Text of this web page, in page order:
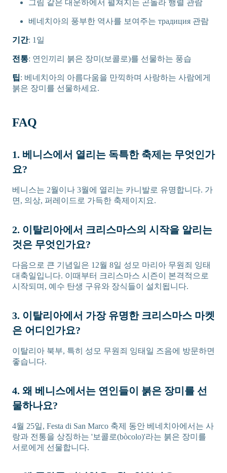
그림 같은 대운하에서 펼쳐지는 곤돌라 행렬 관람
베네치아의 풍부한 역사를 보여주는 традиция 관람
기간: 1일
전통: 연인끼리 붉은 장미(보콜로)를 선물하는 풍습
팁: 베네치아의 아름다움을 만끽하며 사랑하는 사람에게
붉은 장미를 선물하세요.
FAQ
1. 베니스에서 열리는 독특한 축제는 무엇인가
요?
베니스는 2월이나 3월에 열리는 카니발로 유명합니다. 가
면, 의상, 퍼레이드로 가득한 축제이지요.
2. 이탈리아에서 크리스마스의 시작을 알리는
것은 무엇인가요?
다음으로 큰 기념일은 12월 8일 성모 마리아 무원죄 잉태
대축일입니다. 이때부터 크리스마스 시즌이 본격적으로
시작되며, 예수 탄생 구유와 장식들이 설치됩니다.
3. 이탈리아에서 가장 유명한 크리스마스 마켓
은 어디인가요?
이탈리아 북부, 특히 성모 무원죄 잉태일 즈음에 방문하면
좋습니다.
4. 왜 베니스에서는 연인들이 붉은 장미를 선
물하나요?
4월 25일, Festa di San Marco 축제 동안 베네치아에서는 사
랑과 전통을 상징하는 '보콜로(bòcolo)'라는 붉은 장미를
서로에게 선물합니다.